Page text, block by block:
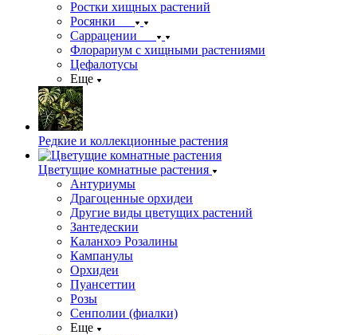
Ростки хищных растений
Росянки
Саррацении
Флорариум с хищными растениями
Цефалотусы
Еще
Редкие и коллекционные растения
Цветущие комнатные растения
Антуриумы
Драгоценные орхидеи
Другие виды цветущих растений
Зантедескии
Каланхоэ Розалины
Кампанулы
Орхидеи
Пуансеттии
Розы
Сенполии (фиалки)
Еще